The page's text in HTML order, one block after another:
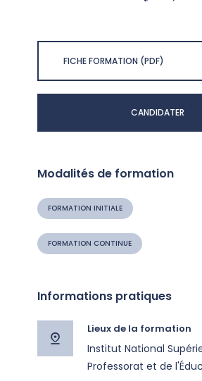
FICHE FORMATION (PDF)
CANDIDATER
Modalités de formation
FORMATION INITIALE
FORMATION CONTINUE
Informations pratiques
Lieux de la formation
Institut National
Professorat et de